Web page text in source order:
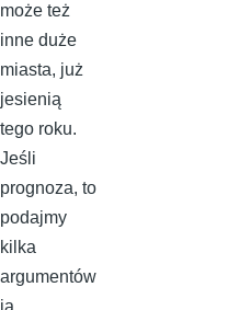
może też
inne duże
miasta, już
jesienią
tego roku.
Jeśli
prognoza, to
podajmy
kilka
argumentów